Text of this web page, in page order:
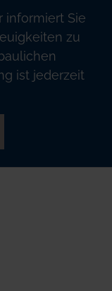
informiert Sie
zu
ist jederzeit